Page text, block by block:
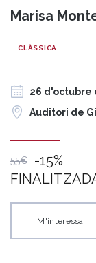
Marisa
CLÀSSICA
26 d'octubre
Auditori de
55€
-15%
M'interessa